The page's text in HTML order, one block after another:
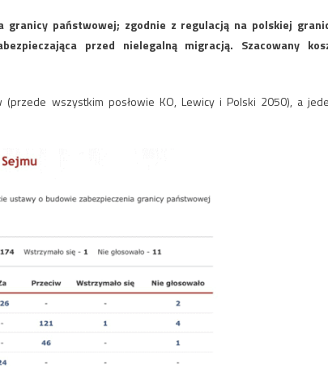
granicy państwowej; zgodnie z regulacją na polskiej
przed nielegalną migracją. Szacowany
wszystkim posłowie KO, Lewicy i Polski 2050), a